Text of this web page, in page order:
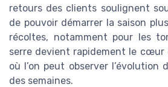
retours des clients soulignent
de pouvoir démarrer la saison
récoltes, notamment pour les
serre devient rapidement le cœur
où l’on peut observer l’évolution
des semaines.